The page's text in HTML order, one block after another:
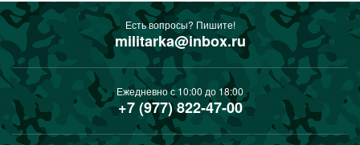
Есть вопросы? Пишите!
militarka@inbox.ru
Ежедневно с 10:00 до 18:00
+7 (977) 822-47-00